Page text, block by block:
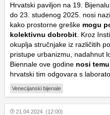
Hrvatski paviljon na 19.
do 23. studenog 2025. nosi
kako prostorne greške mogu
kolektivnu dobrobit . Kroz
okuplja stručnjake iz različitih
pristupe urbanizmu, nadahnut
Biennale ove godine nosi
hrvatski tim odgovara s
Venecijanski bijenale
21.04.2024. (12:00)